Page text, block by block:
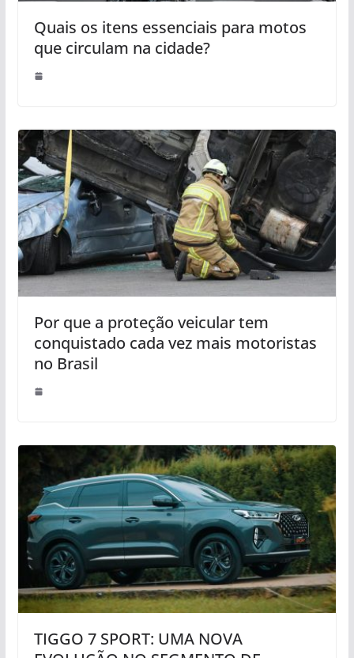
Quais os itens essenciais para motos
que circulam na cidade?
Por que a proteção veicular tem
conquistado cada vez mais motoristas
no Brasil
TIGGO 7 SPORT: UMA NOVA